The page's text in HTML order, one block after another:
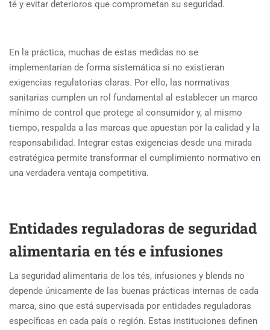
té y evitar deterioros que comprometan su seguridad.
En la práctica, muchas de estas medidas no se
implementarían de forma sistemática si no existieran
exigencias regulatorias claras. Por ello, las normativas
sanitarias cumplen un rol fundamental al establecer un marco
mínimo de control que protege al consumidor y, al mismo
tiempo, respalda a las marcas que apuestan por la calidad y la
responsabilidad. Integrar estas exigencias desde una mirada
estratégica permite transformar el cumplimiento normativo en
una verdadera ventaja competitiva.
Entidades reguladoras de seguridad
alimentaria en tés e infusiones
La seguridad alimentaria de los tés, infusiones y blends no
depende únicamente de las buenas prácticas internas de cada
marca, sino que está supervisada por entidades reguladoras
específicas en cada país o región. Estas instituciones definen